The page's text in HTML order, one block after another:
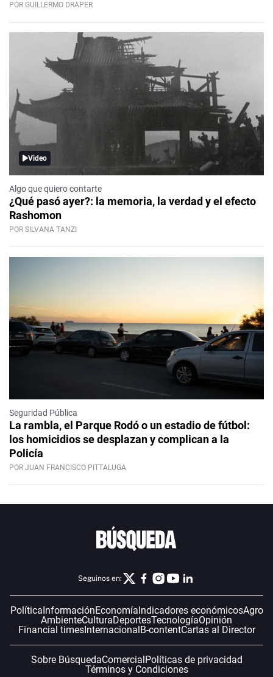
POR GUILLERMO DRAPER
Video
Algo que quiero contarte
¿Qué pasó ayer?: la memoria, la verdad y el efecto
Rashomon
POR SILVANA TANZI
Seguridad Pública
La rambla, el Parque Rodó o un estadio de fútbol:
los homicidios se desplazan y complican a la
Policía
POR JUAN FRANCISCO PITTALUGA
Seguinos en:
Política InformaciónEconomía Indicadores económicosAgro
AmbienteCulturaDeportesTecnologíaOpinión
Financial timesInternacional B-contentCartas al Director
Sobre BúsquedaComercial Políticas de privacidad
Términos y Condiciones